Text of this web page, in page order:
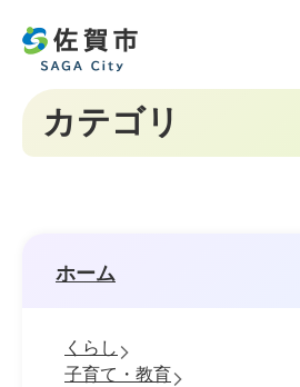
カテゴリ
ホーム
くらし
子育て・教育